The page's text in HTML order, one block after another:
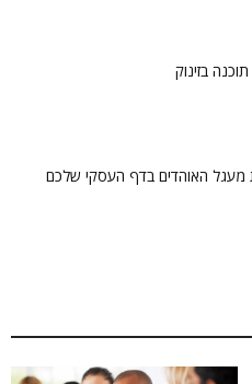
בזינוק
מעגל האוהדים בדף העסקי שלכם